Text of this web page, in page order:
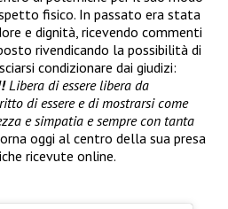
fisico. In passato era stata
e dignità, ricevendo commenti
rivendicando la possibilità di
condizionare dai giudizi:
Libera di essere libera da
di essere e di mostrarsi come
e simpatia e sempre con tanta
oggi al centro della sua presa
ricevute online.